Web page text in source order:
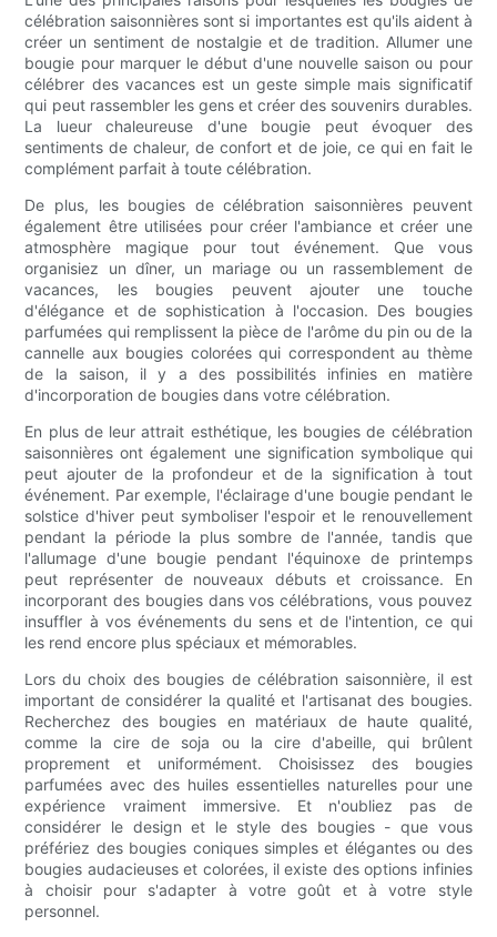
célébration saisonnières sont si importantes est qu'ils aident à
créer un sentiment de nostalgie et de tradition. Allumer une
bougie pour marquer le début d'une nouvelle saison ou pour
célébrer des vacances est un geste simple mais significatif
qui peut rassembler les gens et créer des souvenirs durables.
La lueur chaleureuse d'une bougie peut évoquer des
sentiments de chaleur, de confort et de joie, ce qui en fait le
complément parfait à toute célébration.
De plus, les bougies de célébration saisonnières peuvent
également être utilisées pour créer l'ambiance et créer une
atmosphère magique pour tout événement. Que vous
organisiez un dîner, un mariage ou un rassemblement de
vacances, les bougies peuvent ajouter une touche
d'élégance et de sophistication à l'occasion. Des bougies
parfumées qui remplissent la pièce de l'arôme du pin ou de la
cannelle aux bougies colorées qui correspondent au thème
de la saison, il y a des possibilités infinies en matière
d'incorporation de bougies dans votre célébration.
En plus de leur attrait esthétique, les bougies de célébration
saisonnières ont également une signification symbolique qui
peut ajouter de la profondeur et de la signification à tout
événement. Par exemple, l'éclairage d'une bougie pendant le
solstice d'hiver peut symboliser l'espoir et le renouvellement
pendant la période la plus sombre de l'année, tandis que
l'allumage d'une bougie pendant l'équinoxe de printemps
peut représenter de nouveaux débuts et croissance. En
incorporant des bougies dans vos célébrations, vous pouvez
insuffler à vos événements du sens et de l'intention, ce qui
les rend encore plus spéciaux et mémorables.
Lors du choix des bougies de célébration saisonnière, il est
important de considérer la qualité et l'artisanat des bougies.
Recherchez des bougies en matériaux de haute qualité,
comme la cire de soja ou la cire d'abeille, qui brûlent
proprement et uniformément. Choisissez des bougies
parfumées avec des huiles essentielles naturelles pour une
expérience vraiment immersive. Et n'oubliez pas de
considérer le design et le style des bougies - que vous
préfériez des bougies coniques simples et élégantes ou des
bougies audacieuses et colorées, il existe des options infinies
à choisir pour s'adapter à votre goût et à votre style
personnel.